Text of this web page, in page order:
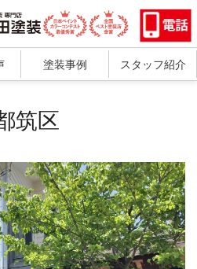
塗装事例 スタッフ紹介
筑区